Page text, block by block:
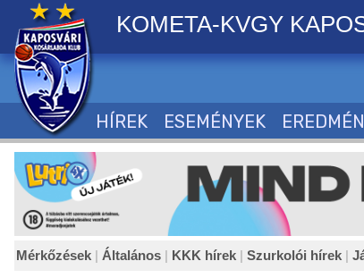
KOMETA-KVGY
HÍREK ESEMÉNYEK
Mérkőzések | Általános | KKK hírek | Szurkolói hírek |